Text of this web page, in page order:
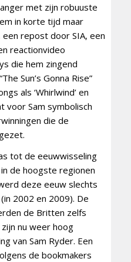
met zijn robuuste
in korte tijd maar
repost door SIA, een
reactionvideo
die hem zingend
Sun’s Gonna Rise”
als ‘Whirlwind’ en
voor Sam symbolisch
die de
tot de eeuwwisseling
de hoogste regionen
deze eeuw slechts
2002 en 2009). De
de Britten zelfs
nu weer hoog
van Sam Ryder. Een
de bookmakers